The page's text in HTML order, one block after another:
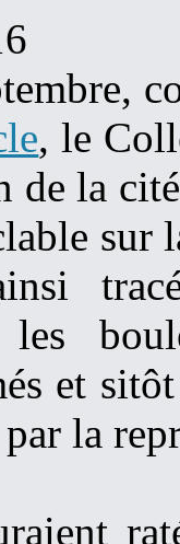
, le
de la
sur
les
et
la